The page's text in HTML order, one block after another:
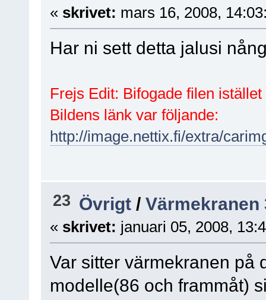
« skrivet: mars 16, 2008,
Har ni sett detta jalusi
Frejs Edit: Bifogade filen
Bildens länk var följande:
http://image.nettix.fi/extra/
23 Övrigt /Värmekranen
« skrivet: januari 05, 2008,
Var sitter värmekranen på
modelle(86 och frammåt)